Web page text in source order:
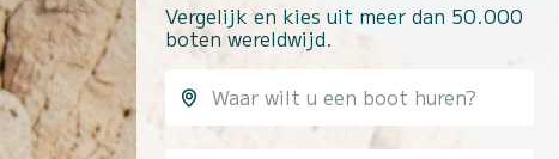
Vergelijk en kies uit meer dan 50.000
boten wereldwijd.